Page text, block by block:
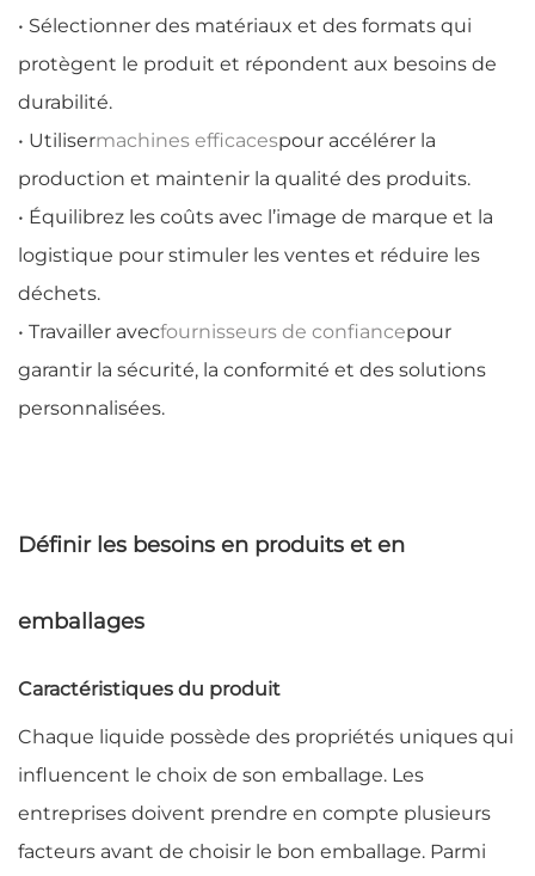
• Sélectionner des matériaux et des formats qui
protègent le produit et répondent aux besoins de
durabilité.
• Utilisermachines efficacespour accélérer la
production et maintenir la qualité des produits.
• Équilibrez les coûts avec l’image de marque et la
logistique pour stimuler les ventes et réduire les
déchets.
• Travailler avecfournisseurs de confiancepour
garantir la sécurité, la conformité et des solutions
personnalisées.
Définir les besoins en produits et en
emballages
Caractéristiques du produit
Chaque liquide possède des propriétés uniques qui
influencent le choix de son emballage. Les
entreprises doivent prendre en compte plusieurs
facteurs avant de choisir le bon emballage. Parmi